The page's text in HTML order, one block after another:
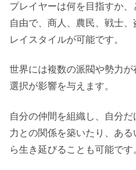
プレイヤーは何を目指すか
自由で、商人、農民、戦士
レイスタイルが可能です。
世界には複数の派閥や勢力
選択が影響を与えます。
自分の仲間を組織し、自分
力との関係を築いたり、あ
ら生き延びることも可能です